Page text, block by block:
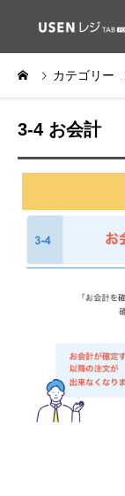
カテゴリー
3-4 お会計